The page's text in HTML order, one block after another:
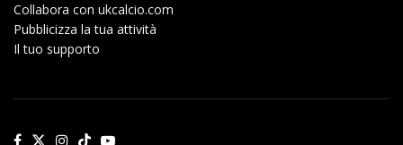
Collabora con ukcalcio.com
Pubblicizza la tua attività
Il tuo supporto